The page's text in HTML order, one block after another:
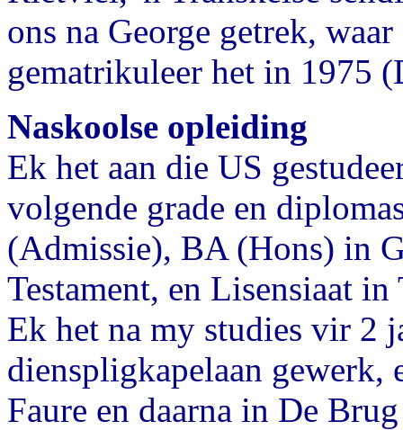
ons na George getrek,
gematrikuleer het in 1975
Naskoolse opleiding
Ek het aan die US
volgende grade en
(Admissie), BA (Hons) in
Testament, en Lisensiaat in
Ek het na my studies vir 2
dienspligkapelaan gewerk,
Faure en daarna in De